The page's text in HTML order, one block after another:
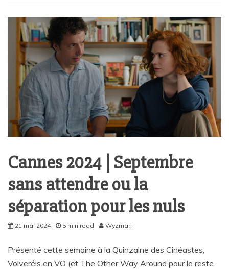
Cannes 2024 | Septembre
sans attendre ou la
séparation pour les nuls
21 mai 2024 5 min read Wyzman
Présenté cette semaine à la Quinzaine des Cinéastes,
Volveréis en VO (et The Other Way Around pour le reste